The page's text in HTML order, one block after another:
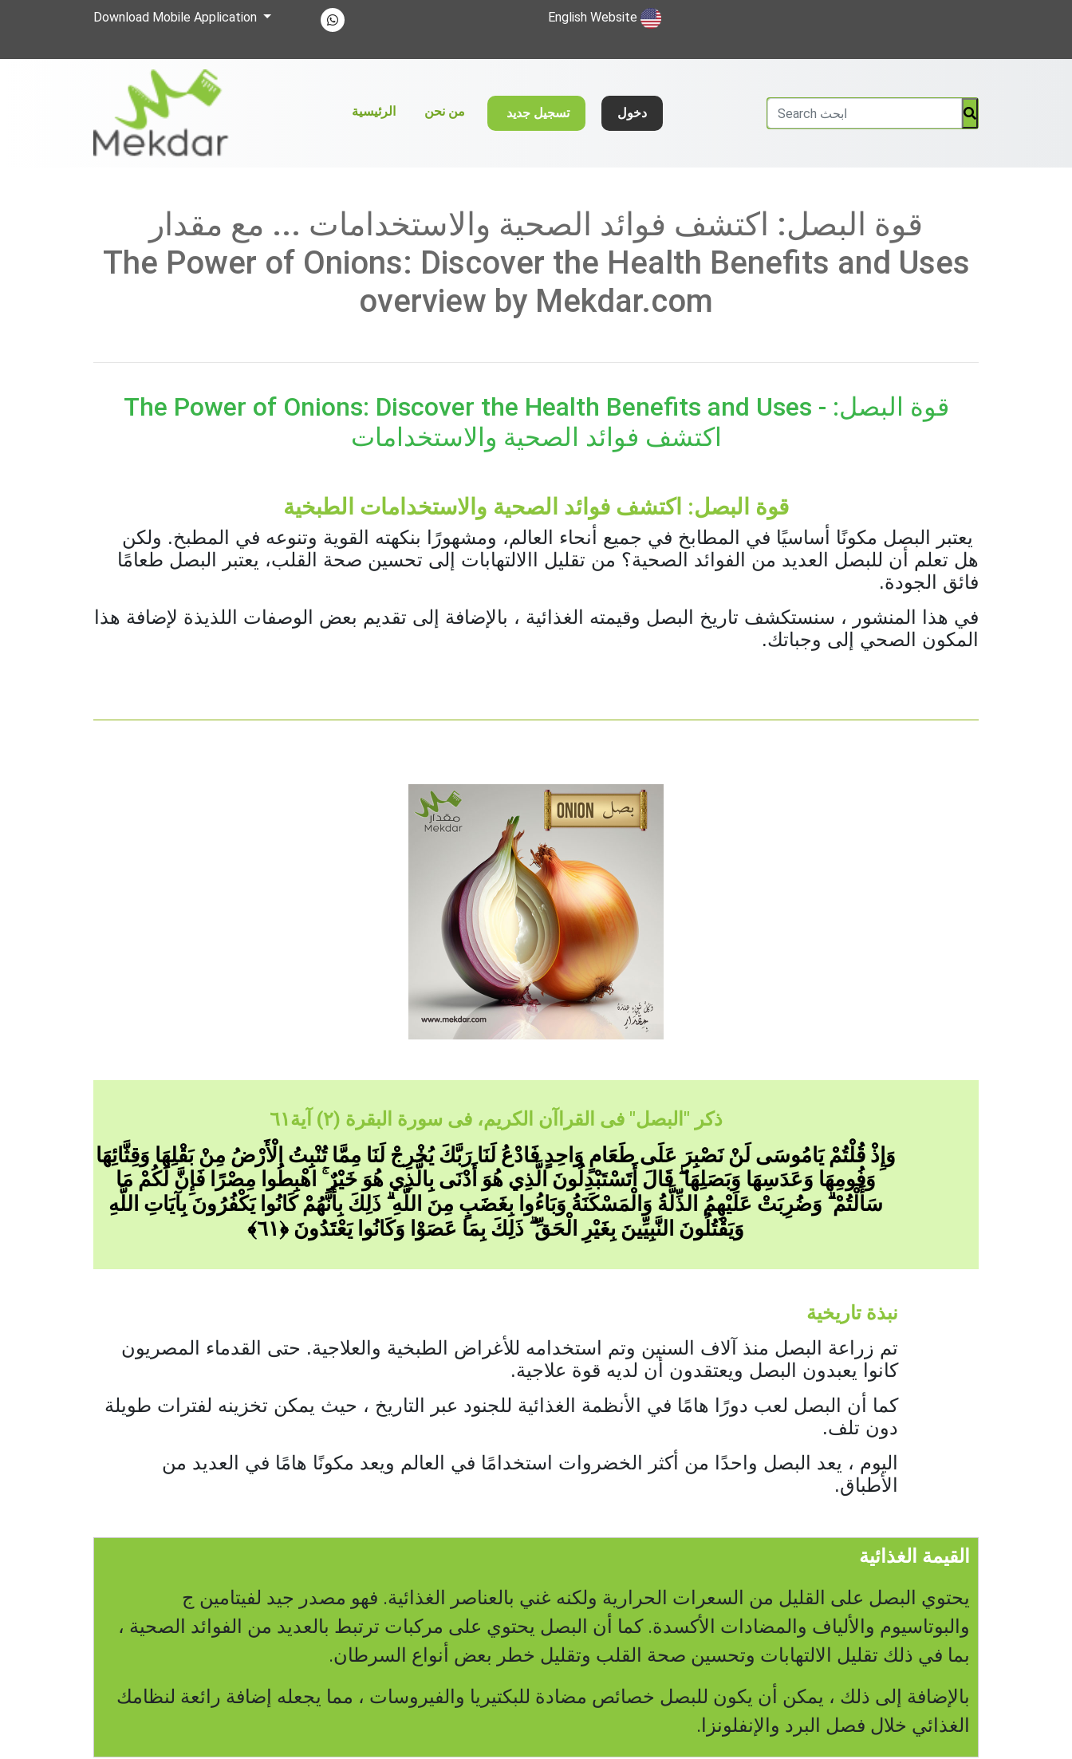
Download Mobile Application English Website
الرئيسية (current)
من نحن تسجيل جديد دخول
قوة البصل: اكتشف فوائد الصحية والاستخدامات ... مع مقدار
The Power of Onions: Discover the Health Benefits and Uses
overview by Mekdar.com
The Power of Onions: Discover the Health Benefits and Uses - قوة البصل:
اكتشف فوائد الصحية والاستخدامات
قوة البصل: اكتشف فوائد الصحية والاستخدامات الطبخية
يعتبر البصل مكونًا أساسيًا في المطابخ في جميع أنحاء العالم، ومشهورًا بنكهته القوية وتنوعه في المطبخ. ولكن
هل تعلم أن للبصل العديد من الفوائد الصحية؟ من تقليل ا
الالتهابات إلى تحسين صحة القلب، يعتبر البصل طعامًا
فائق الجودة.
في هذا المنشور ، سنستكشف تاريخ البصل وقيمته الغذائية ، بالإضافة إلى تقديم بعض الوصفات اللذيذة لإضافة هذا
المكون الصحي إلى وجباتك.
ذكر "البصل" فى القراآن الكريم، فى سورة البقرة (٢) آية٦١
وَإِذْ قُلْتُمْ يَامُوسَى لَنْ نَصْبِرَ عَلَى طَعَامٍ وَاحِدٍ فَادْعُ لَنَا رَبَّكَ يُخْرِجْ لَنَا مِمَّا تُنْبِتُ الْأَرْضُ مِنْ بَقْلِهَا وَقِثَّائِهَا
وَفُومِهَا وَعَدَسِهَا وَبَصَلِهَا ۖ قَالَ أَتَسْتَبْدِلُونَ الَّذِي هُوَ أَدْنَى بِالَّذِي هُوَ خَيْرٌ ۚ اهْبِطُوا مِصْرًا فَإِنَّ لَكُمْ مَا
سَأَلْتُمْ ۗ وَضُرِبَتْ عَلَيْهِمُ الذِّلَّةُ وَالْمَسْكَنَةُ وَبَاءُوا بِغَضَبٍ مِنَ اللَّهِ ۗ ذَلِكَ بِأَنَّهُمْ كَانُوا يَكْفُرُونَ بِآيَاتِ اللَّهِ
وَيَقْتُلُونَ النَّبِيِّينَ بِغَيْرِ الْحَقِّ ۗ ذَلِكَ بِمَا عَصَوْا وَكَانُوا يَعْتَدُونَ ﴿٦١﴾
نبذة تاريخية
تم زراعة البصل منذ آلاف السنين وتم استخدامه للأغراض الطبخية والعلاجية. حتى القدماء المصريون
كانوا يعبدون البصل ويعتقدون أن لديه قوة علاجية.
كما أن البصل لعب دورًا هامًا في الأنظمة الغذائية للجنود عبر التاريخ ، حيث يمكن تخزينه لفترات طويلة
دون تلف.
اليوم ، يعد البصل واحدًا من أكثر الخضروات استخدامًا في العالم ويعد مكونًا هامًا في العديد من
الأطباق.
القيمة الغذائية
يحتوي البصل على القليل من السعرات الحرارية ولكنه غني بالعناصر الغذائية. فهو مصدر جيد لفيتامين ج
والبوتاسيوم والألياف والمضادات الأكسدة. كما أن البصل يحتوي على مركبات ترتبط بالعديد من الفوائد الصحية ،
بما في ذلك تقليل الالتهابات وتحسين صحة القلب وتقليل خطر بعض أنواع السرطان.
بالإضافة إلى ذلك ، يمكن أن يكون للبصل خصائص مضادة للبكتيريا والفيروسات ، مما يجعله إضافة رائعة لنظامك
الغذائي خلال فصل البرد والإنفلونزا.